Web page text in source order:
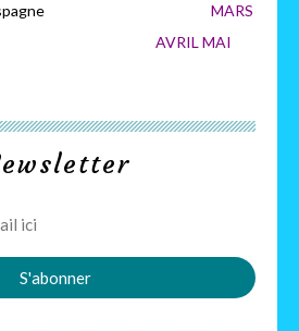
MARS
France AVRIL MAI